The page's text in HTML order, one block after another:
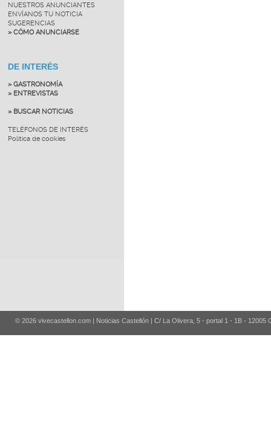
NUESTROS ANUNCIANTES
ENVÍANOS TU NOTICIA
SUGERENCIAS
» CÓMO ANUNCIARSE
DE INTERÉS
» GASTRONOMÍA
» ENTREVISTAS
» BUSCAR NOTICIAS
TELÉFONOS DE INTERÉS
Política de cookies
© 2026 vivecastellon.com | Noticias Castellón | C/ La Olivera, 5 - portal 1 - 1B - 12005